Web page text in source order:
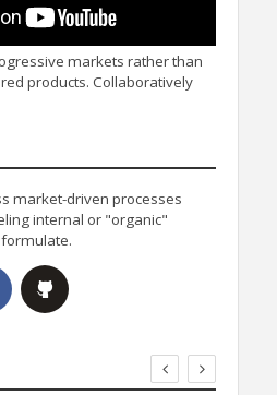
markets rather than
products. Collaboratively
market-driven processes
internal or "organic"